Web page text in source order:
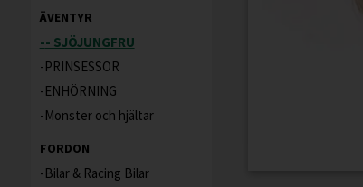
ÄVENTYR
- SJÖJUNGFRU
PRINSESSOR
ENHÖRNING
Monster och hjältar
FORDON
Bilar & Racing Bilar